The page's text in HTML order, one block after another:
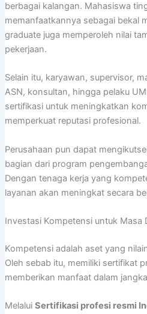
berbagai kalangan. Mahasiswa
memanfaatkannya sebagai bekal
graduate juga memperoleh nilai
pekerjaan.
Selain itu, karyawan, supervisor,
ASN, konsultan, hingga pelaku
sertifikasi untuk meningkatkan
memperkuat reputasi profesional.
Perusahaan pun dapat
bagian dari program
Dengan tenaga kerja yang
layanan akan meningkat secara
Investasi Kompetensi untuk Masa
Kompetensi adalah aset yang
Oleh sebab itu, memiliki sertifikat
memberikan manfaat dalam
Melalui Sertifikasi profesi resmi